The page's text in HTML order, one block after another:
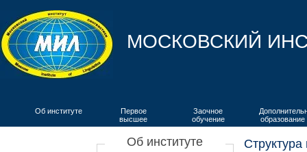
МОСКОВСКИЙ
Об институте
Первое
высшее
Заочное
обучение
образование
Об институте Структура